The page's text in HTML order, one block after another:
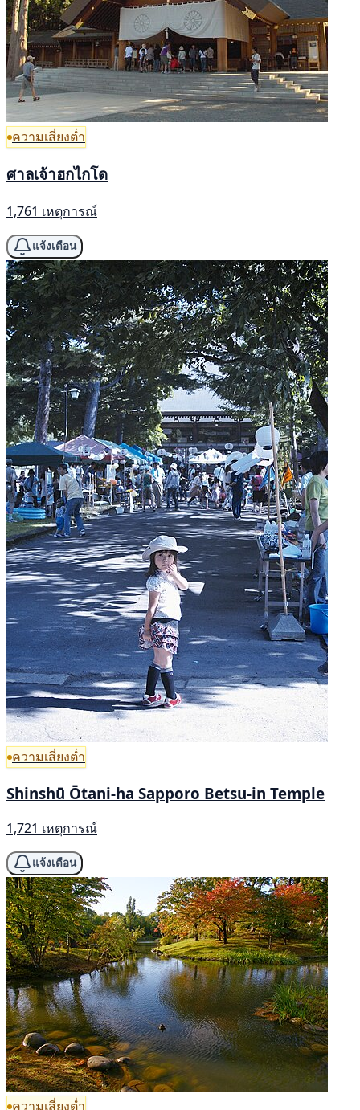
ความเสี่ยงต่ำ
ศาลเจ้าฮกไกโด
1,761 เหตุการณ์
แจ้งเตือน
ความเสี่ยงต่ำ
Shinshū Ōtani-ha Sapporo Betsu-in Temple
1,721 เหตุการณ์
แจ้งเตือน
ความเสี่ยงต่ำ